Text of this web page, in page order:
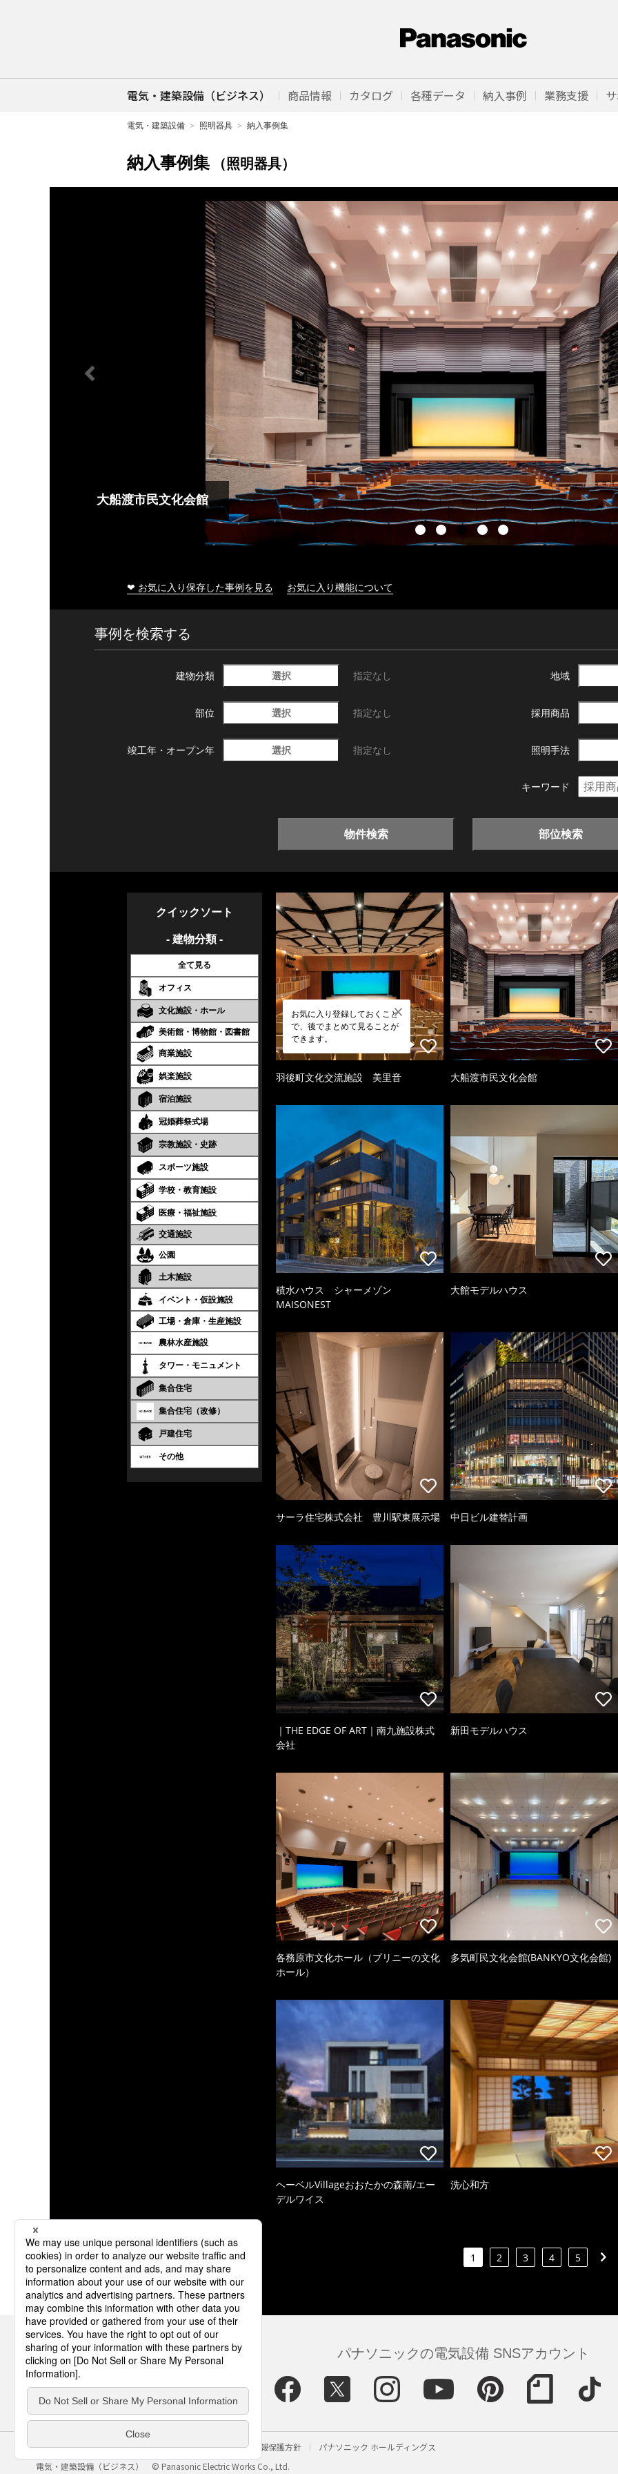
電気・建築設備（ビジネス） 商品情報 カタログ 各種データ 納入事例 業務支援
電気・建築設備 照明器具 納入事例集
納入事例集 （照明器具）
大船渡市民文化会館
❤ お気に入り保存した事例を見る お気に入り機能について
事例を検索する
建物分類 選択 指定なし 地域
部位 選択 指定なし 採用商品
竣工年・ オープン年 選択 指定なし 照明手法
キーワード
物件検索 部位検索
クイックソート
- 建物分類 -
全て見る
オフィス
文化施設・ホール
美術館・博物館・図書館
商業施設
娯楽施設
宿泊施設
冠婚葬祭式場
宗教施設・史跡
スポーツ施設
学校・教育施設
医療・福祉施設
交通施設
公園
土木施設
イベント・仮設施設
工場・倉庫・生産施設
農林水産施設
タワー・モニュメント
集合住宅
集合住宅（改修）
戸建住宅
その他
お気に入り登録しておくこと
で、後でまとめて見ることが
できます。
羽後町文化交流施設 美里音 大船渡市民文化会館
積水ハウス シャーメゾン
MAISONEST
大館モデルハウス
サーラ住宅株式会社 豊川駅東展示場 中日ビル建替計画
｜THE EDGE OF ART｜南九施設株式
会社
新田モデルハウス
各務原市文化ホール（プリニーの文化
ホール）
多気町民文化会館(BANKYO文化会館)
ヘーベルVillageおおたかの森南/エー
デルワイス
洗心和方
1 2 3 4 5
パナソニックの電気設備 SNSアカウント
サイトのご利用にあたって クッキーポリシー 個人情報保護方針
パナソニック ホールディングス
電気・建築設備（ビジネス）
© Panasonic Electric Works Co., Ltd.